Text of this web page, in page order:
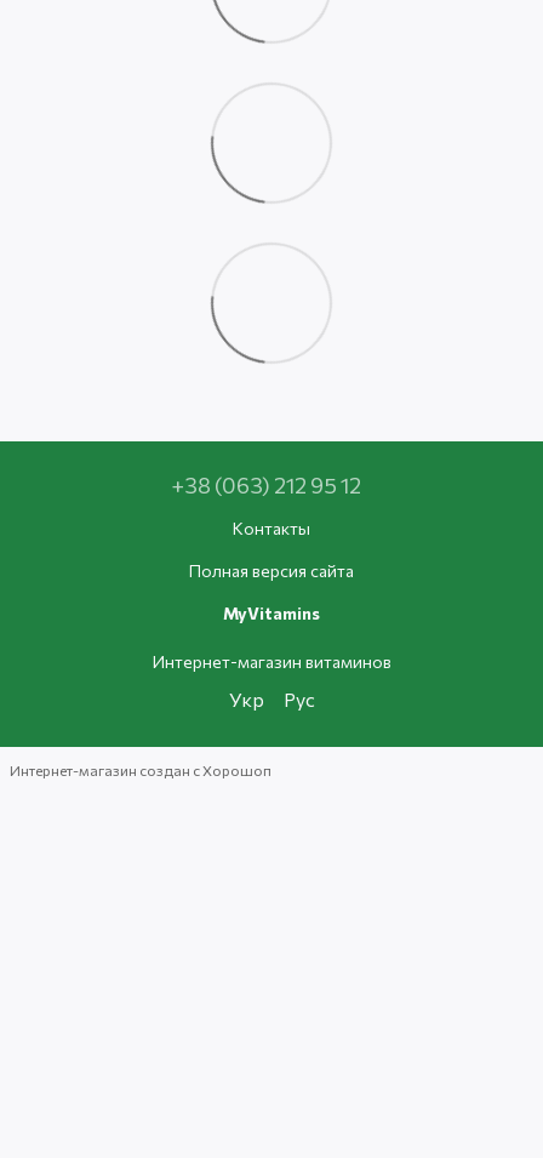
+38 (063) 212 95 12
Контакты
Полная версия сайта
MyVitamins
Интернет-магазин витаминов
Укр Рус
Интернет-магазин создан с Хорошоп